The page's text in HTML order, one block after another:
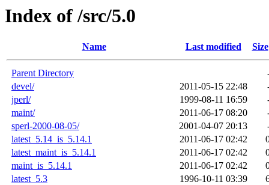
Index of /src/5.0
Name Last modified Size
Parent Directory
devel/
2011-05-15 22:48
jperl/
1999-08-11 16:59
maint/
2011-06-17 08:20
sperl-2000-08-05/
2001-04-07 20:13
latest_5.14_is_5.14.1
2011-06-17 02:42
latest_maint_is_5.14.1
2011-06-17 02:42
maint_is_5.14.1
2011-06-17 02:42
latest_5.3
1996-10-11 03:39